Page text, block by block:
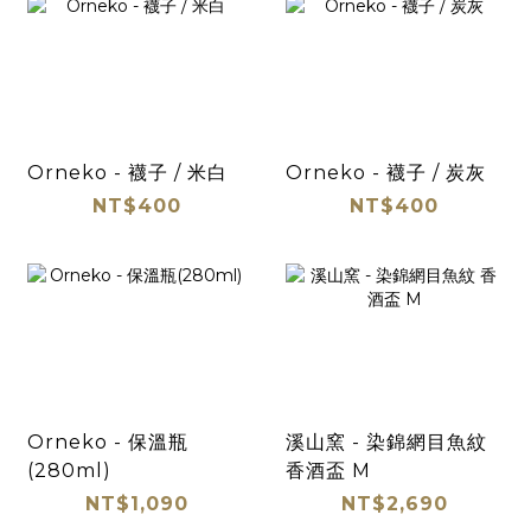
Orneko - 襪子 / 米白
NT$400
Orneko - 襪子 / 炭灰
NT$400
Orneko - 保溫瓶
(280ml)
NT$1,090
溪山窯 - 染錦網目魚紋
香酒盃 M
NT$2,690